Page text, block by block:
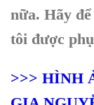
nữa. Hãy
tôi được
>>> HÌNH